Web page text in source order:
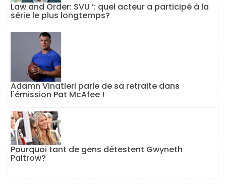
Law and Order: SVU ’: quel acteur a participé à la
série le plus longtemps?
Adamn Vinatieri parle de sa retraite dans
l'émission Pat McAfee !
Pourquoi tant de gens détestent Gwyneth
Paltrow?